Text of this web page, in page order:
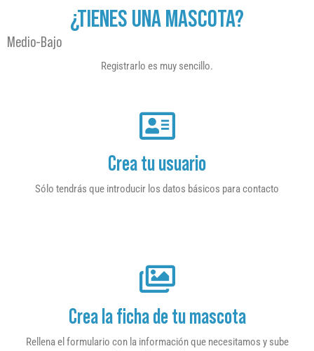
¿TIENES UNA MASCOTA?
Medio-Bajo
Registrarlo es muy sencillo.
Crea tu usuario
Sólo tendrás que introducir los datos básicos para contacto
Crea la ficha de tu mascota
Rellena el formulario con la información que necesitamos y sube